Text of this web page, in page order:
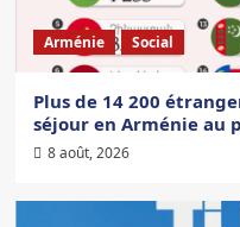
Arménie Social
Plus de 14 200
séjour en Arménie au
8 août, 2026